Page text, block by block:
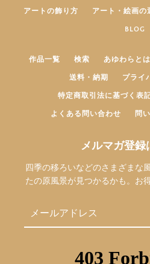
アートの飾り方 アート・絵画の
BLOG
作品一覧 検索 あゆわらとは
送料・納期 プライ
特定商取引法に基づく表
よくある問い合わせ 問
メルマガ登録
四季の移ろいなどのさまざまな
たの原風景が見つかるかも。お